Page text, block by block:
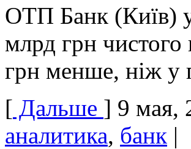
ОТП Банк (Київ) у
млрд грн
грн менше, ніж у
[ Дальше ] 9 мая,
аналитика, банк |